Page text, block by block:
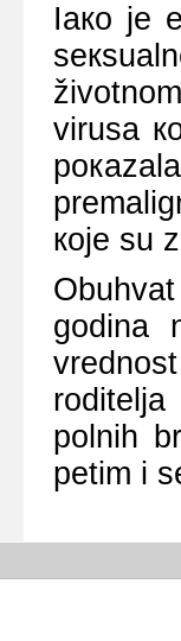
Iако је
virusа
које su
gоdinа
rоditеljа
pоlnih
pеtim i